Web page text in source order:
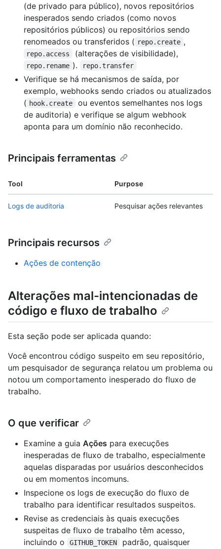
(de privado para público), novos repositórios
inesperados sendo criados (como novos
repositórios públicos) ou repositórios sendo
renomeados ou transferidos ( repo.create ,
repo.access (alterações de visibilidade),
repo.rename ). repo.transfer
Verifique se há mecanismos de saída, por
exemplo, webhooks sendo criados ou atualizados
( hook.create
ou eventos semelhantes nos logs
de auditoria) e verifique se algum webhook
aponta para um domínio não reconhecido.
Principais ferramentas
Tool Purpose
Logs de auditoria Pesquisar ações relevantes
Principais recursos
Ações de contenção
Alterações mal-intencionadas de
código e fluxo de trabalho
Esta seção pode ser aplicada quando:
Você encontrou código suspeito em seu repositório,
um pesquisador de segurança relatou um problema ou
notou um comportamento inesperado do fluxo de
trabalho.
O que verificar
Examine a guia Ações para execuções
inesperadas de fluxo de trabalho, especialmente
aquelas disparadas por usuários desconhecidos
ou em momentos incomuns.
Inspecione os logs de execução do fluxo de
trabalho para identificar resultados suspeitos.
Revise as credenciais às quais execuções
suspeitas de fluxo de trabalho têm acesso,
incluindo o
GITHUB_TOKEN
padrão, quaisquer